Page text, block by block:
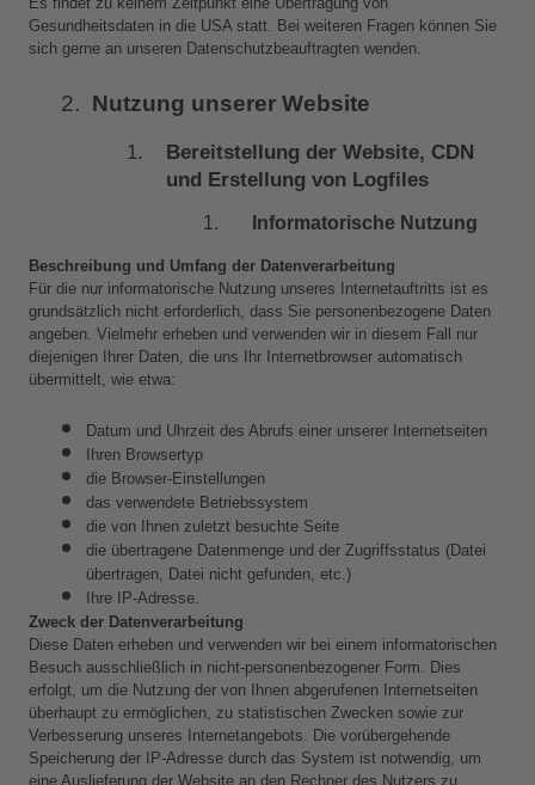
Gesundheitsdaten in die USA statt. Bei weiteren Fragen können Sie
sich gerne an unseren Datenschutzbeauftragten wenden.
Nutzung unserer Website
Bereitstellung der Website, CDN
und Erstellung von Logfiles
Informatorische Nutzung
Beschreibung und Umfang der Datenverarbeitung
Für die nur informatorische Nutzung unseres Internetauftritts ist es
grundsätzlich nicht erforderlich, dass Sie personenbezogene Daten
angeben. Vielmehr erheben und verwenden wir in diesem Fall nur
diejenigen Ihrer Daten, die uns Ihr Internetbrowser automatisch
übermittelt, wie etwa:
Datum und Uhrzeit des Abrufs einer unserer Internetseiten
Ihren Browsertyp
die Browser-Einstellungen
das verwendete Betriebssystem
die von Ihnen zuletzt besuchte Seite
die übertragene Datenmenge und der Zugriffsstatus (Datei
übertragen, Datei nicht gefunden, etc.)
Ihre IP-Adresse.
Zweck der Datenverarbeitung
Diese Daten erheben und verwenden wir bei einem informatorischen
Besuch ausschließlich in nicht-personenbezogener Form. Dies
erfolgt, um die Nutzung der von Ihnen abgerufenen Internetseiten
überhaupt zu ermöglichen, zu statistischen Zwecken sowie zur
Verbesserung unseres Internetangebots. Die vorübergehende
Speicherung der IP-Adresse durch das System ist notwendig, um
eine Auslieferung der Website an den Rechner des Nutzers zu